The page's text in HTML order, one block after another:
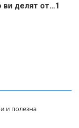
ви делят от…1
и полезна